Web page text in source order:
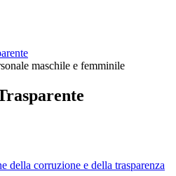
maschile e femminile
della corruzione e della trasparenza